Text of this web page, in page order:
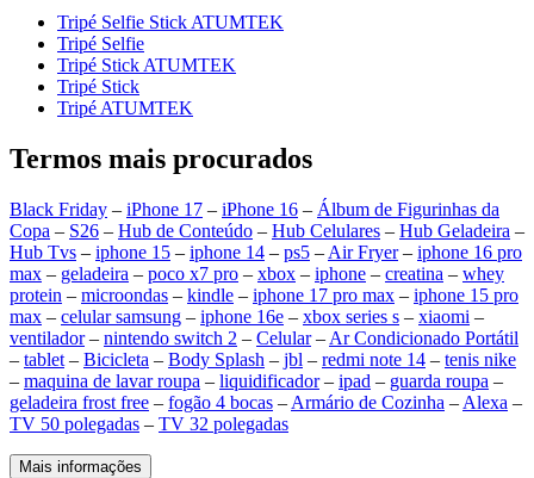
Tripé Selfie Stick ATUMTEK
Tripé Selfie
Tripé Stick ATUMTEK
Tripé Stick
Tripé ATUMTEK
Termos mais procurados
Black Friday – iPhone 17 – iPhone 16 – Álbum de Figurinhas da
Copa – S26 – Hub de Conteúdo – Hub Celulares – Hub Geladeira –
Hub Tvs – iphone 15 – iphone 14 – ps5 – Air Fryer– iphone 16 pro
max – geladeira – poco x7 pro – xbox – iphone – creatina – whey
protein – microondas – kindle – iphone 17 pro max – iphone 15 pro
max – celular samsung – iphone 16e – xbox series s – xiaomi –
ventilador– nintendo switch 2 – Celular– Ar Condicionado Portátil
– tablet – Bicicleta – Body Splash – jbl – redmi note 14 – tenis nike
– maquina de lavar roupa – liquidificador– ipad – guarda roupa –
geladeira frost free – fogão 4 bocas – Armário de Cozinha – Alexa –
TV 50 polegadas – TV 32 polegadas
Mais informações